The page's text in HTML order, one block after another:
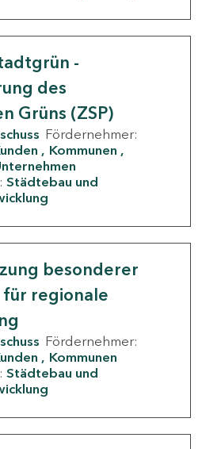
-
des
Grüns (ZSP)
Fördernehmer:
Kommunen
Städtebau und
besonderer
regionale
Fördernehmer:
Kommunen
Städtebau und